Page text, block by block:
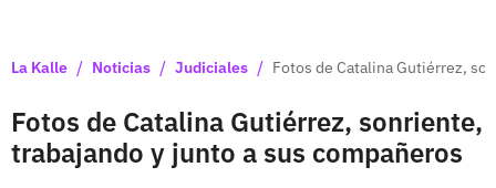
La Kalle / Noticias / Judiciales / Fotos de Catalina Gutiérrez,
Fotos de Catalina Gutiérrez, sonriente,
trabajando y junto a sus compañeros